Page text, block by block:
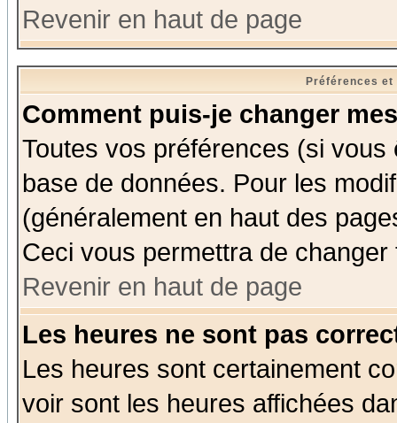
Revenir en haut de page
Préférences
Comment puis-je changer
Toutes vos préférences (si
base de données. Pour les
(généralement en haut des
Ceci vous permettra de
Revenir en haut de page
Les heures ne sont pas
Les heures sont certainement
voir sont les heures affichées